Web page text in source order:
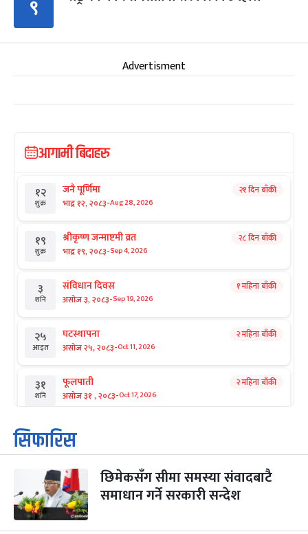
९
Advertisment
आगामी बिदाहरु
१२
शुक्र
जनै पूर्णिमा
भाद्र १२, २०८३-Aug 28, 2026
२१ दिन बाँकी
१९
शुक्र
श्रीकृष्ण जन्माष्टमी व्रत
भाद्र १९, २०८३-Sep 4, 2026
२८ दिन बाँकी
३
शनि
संविधान दिवस
असोज ३, २०८३-Sep 19, 2026
१ महिना बाँकी
२५
आइत
घटस्थापना
असोज २५, २०८३-Oct 11, 2026
२ महिना बाँकी
३१
शनि
फूलपाती
असोज ३१ , २०८३-Oct 17, 2026
२ महिना बाँकी
१
आइत
कार्तिक सङ्क्रान्ति
कार्तिक १, २०८३
३
मंगल
महानवमी
कार्तिक ३, २०८३-Oct 20, 2026
२ महिना बाँकी
४
सिफारिस
छिमेकसँग सीमा समस्या संवादबाटै
समाधान गर्ने सरकारी सन्देश